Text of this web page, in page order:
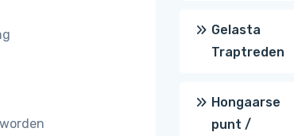
Gelasta
Traptreden
Hongaarse
punt /